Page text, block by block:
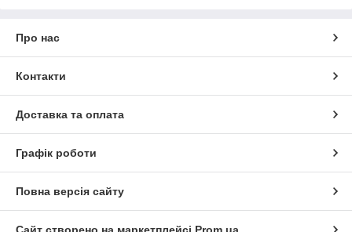
Про нас
Контакти
Доставка та оплата
Графік роботи
Повна версія сайту
Сайт створено на маркетплейсі Prom.ua